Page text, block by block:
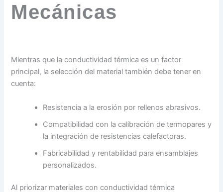
Mecánicas
Mientras que la conductividad térmica es un factor
principal, la selección del material también debe tener en
cuenta:
Resistencia a la erosión por rellenos abrasivos.
Compatibilidad con la calibración de termopares y
la integración de resistencias calefactoras.
Fabricabilidad y rentabilidad para ensamblajes
personalizados.
Al priorizar materiales con conductividad térmica